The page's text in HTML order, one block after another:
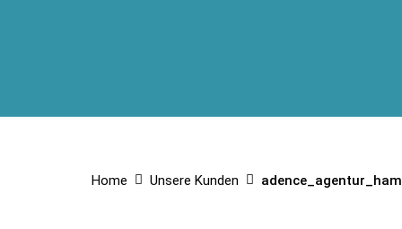
Home Unsere Kunden